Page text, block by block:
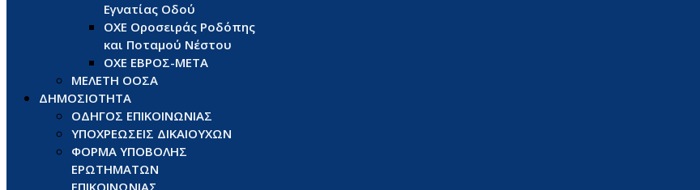
Εγνατίας Οδού
ΟΧΕ Οροσειράς Ροδόπης
και Ποταμού Νέστου
ΟΧΕ ΕΒΡΟΣ-ΜΕΤΑ
ΜΕΛΕΤΗ ΟΟΣΑ
ΔΗΜΟΣΙΟΤΗΤΑ
ΟΔΗΓΟΣ ΕΠΙΚΟΙΝΩΝΙΑΣ
ΥΠΟΧΡΕΩΣΕΙΣ ΔΙΚΑΙΟΥΧΩΝ
ΦΟΡΜΑ ΥΠΟΒΟΛΗΣ
ΕΡΩΤΗΜΑΤΩΝ
ΕΠΙΚΟΙΝΩΝΙΑΣ